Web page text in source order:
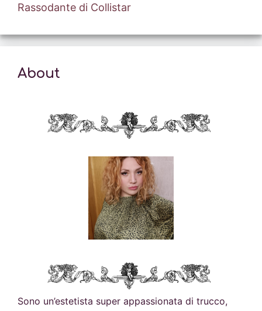
Rassodante di Collistar
About
Sono un’estetista super appassionata di trucco,